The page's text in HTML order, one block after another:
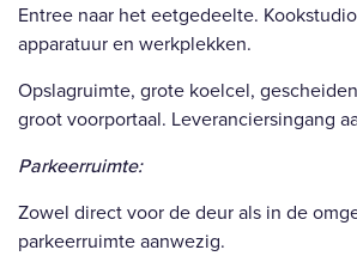
Entree naar het eetgedeelte.
apparatuur en werkplekken.
Opslagruimte, grote koelcel,
groot voorportaal. Leveranciersingang
Parkeerruimte:
Zowel direct voor de deur als in de
parkeerruimte aanwezig.